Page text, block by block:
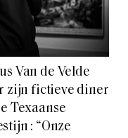
Van de Velde
zijn fictieve diner
Texaanse
: “Onze